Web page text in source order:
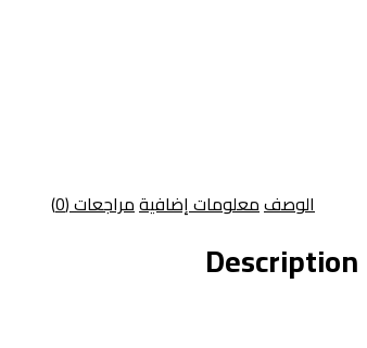
الوصفمعلومات إضافيةمراجعات (0)
Description